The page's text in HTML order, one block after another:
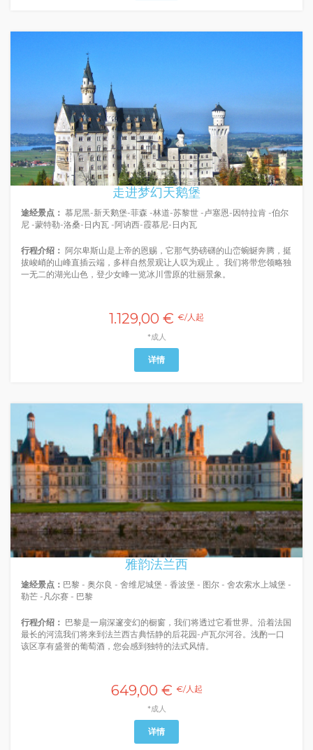
走进梦幻天鹅堡
途经景点： 慕尼黑-新天鹅堡-菲森 -林道-苏黎世 -卢塞恩-因特拉肯 -伯尔
尼 -蒙特勒-洛桑-日内瓦 -阿讷西-霞慕尼-日内瓦
行程介绍： 阿尔卑斯山是上帝的恩赐，它那气势磅礴的山峦蜿蜒奔腾，挺
拔峻峭的山峰直插云端，多样自然景观让人叹为观止 。我们将带您领略独
一无二的湖光山色，登少女峰一览冰川雪原的壮丽景象。
1.129,00 € €/人起
*成人
详情
雅韵法兰西
途经景点： 巴黎 - 奥尔良 - 舍维尼城堡 - 香波堡 - 图尔 - 舍农索水上城堡 -
勒芒 -凡尔赛 - 巴黎
行程介绍： 巴黎是一扇深邃变幻的橱窗，我们将透过它看世界。沿着法国
最长的河流我们将来到法兰西古典恬静的后花园-卢瓦尔河谷。浅酌一口
该区享有盛誉的葡萄酒，您会感到独特的法式风情。
649,00 € €/人起
*成人
详情